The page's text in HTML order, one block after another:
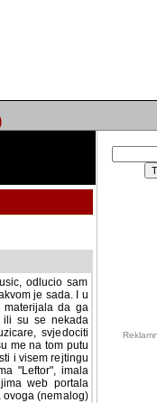
odlucio sam
je sada. I u
materijala da ga
nekada desile.
njihovim
tom putu pratili
rejtingu ovog
"Leftor", imala
web portala
ovoga (nemalog)